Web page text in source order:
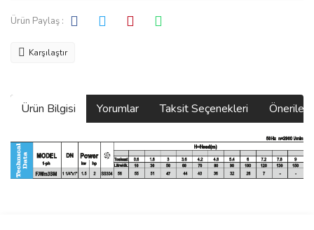
Ürün Paylaş :
Karşılaştır
Ürün Bilgisi Yorumlar Taksit Seçenekleri